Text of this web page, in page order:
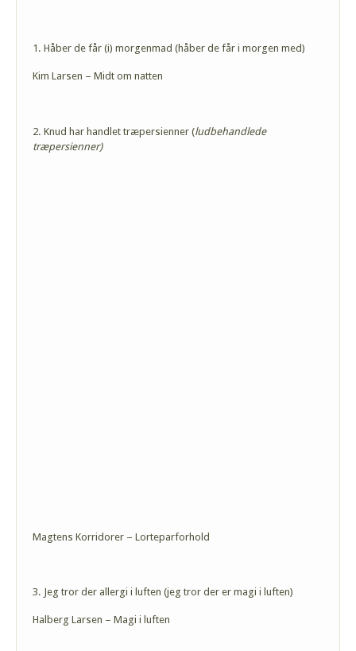
1. Håber de får (i) morgenmad (håber de får i morgen med)
Kim Larsen – Midt om natten
2. Knud har handlet træpersienner (ludbehandlede
træpersienner)
Magtens Korridorer – Lorteparforhold
3. Jeg tror der allergi i luften (jeg tror der er magi i luften)
Halberg Larsen – Magi i luften